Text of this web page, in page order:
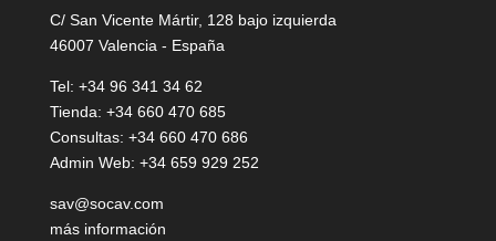
C/ San Vicente Mártir, 128 bajo izquierda
46007 Valencia - España
Tel: +34 96 341 34 62
Tienda: +34 660 470 685
Consultas: +34 660 470 686
Admin Web: +34 659 929 252
sav@socav.com
más información